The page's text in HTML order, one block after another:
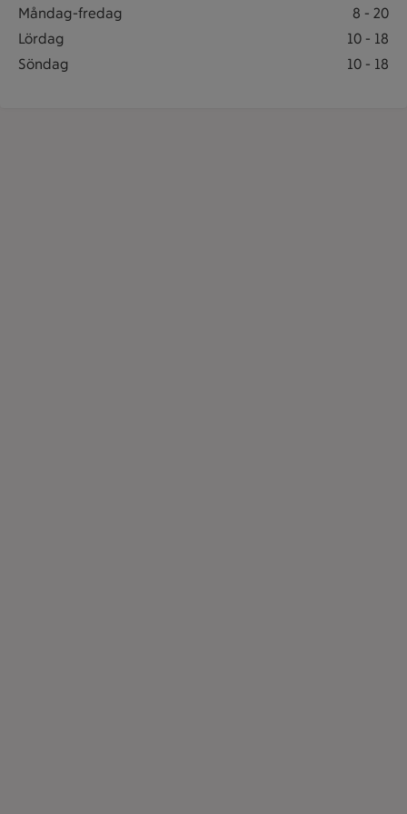
Postombud öppet: Måndag-fredag 8 till 20
Måndag-fredag 8 - 20
Postombud öppet: Lördag 10 till 18
Lördag 10 - 18
Postombud öppet: Söndag 10 till 18
Söndag 10 - 18